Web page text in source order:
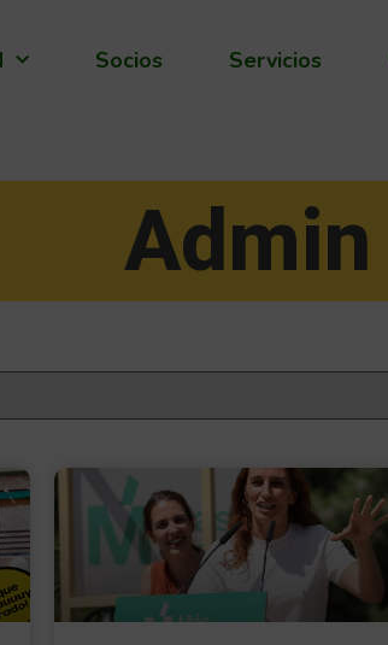
Socios Servicios
Admin